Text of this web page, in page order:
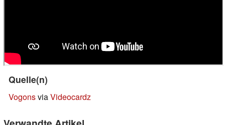
Quelle(n)
VogonsviaVideocardz